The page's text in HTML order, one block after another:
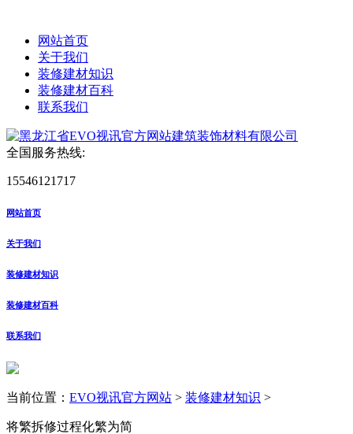
网站首页
关于我们
装修建材知识
装修建材百科
联系我们
全国服务热线:
15546121717
网站首页
关于我们
装修建材知识
装修建材百科
联系我们
当前位置： EVO视讯官方网站 > 装修建材知识 >
将繁拆修过程化繁为简